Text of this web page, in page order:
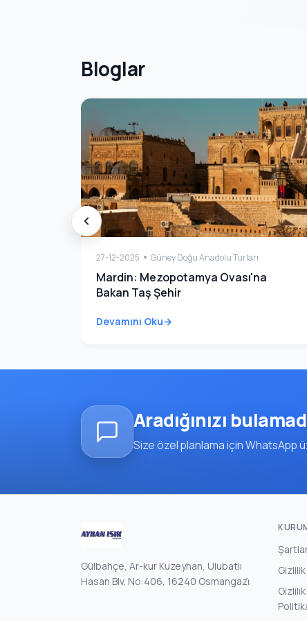
Bloglar
27-12-2025 Güney Doğu Anadolu Turları
Mardin: Mezopotamya Ovası'na
Bakan Taş Şehir
Devamını Oku
Aradığınızı
Size özel planlama için WhatsApp
Gülbahçe, Ar-kur Kuzeyhan, Ulubatlı
Hasan Blv. No:406, 16240 Osmangazi̇